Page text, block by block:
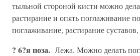
тыльной стороной кисти можно
растирание и опять поглаживание
поглаживание, растирание
? 6?я поза. Лежа. Можно делать